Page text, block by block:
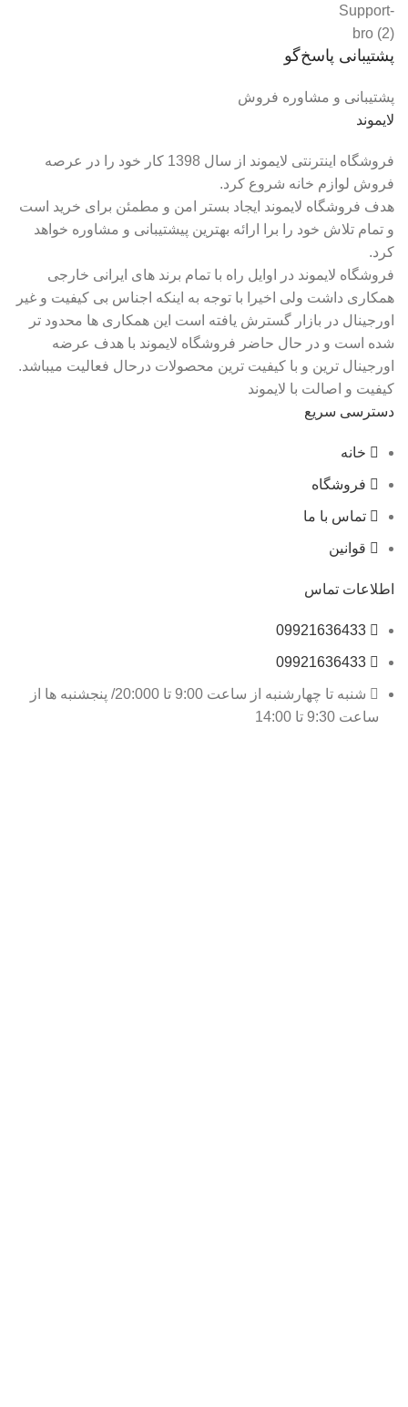
پشتیبانی پاسخ‌گو
پشتیبانی و مشاوره فروش
لایموند
فروشگاه اینترنتی لایموند از سال 1398 کار خود را در عرصه
فروش لوازم خانه شروع کرد.
هدف فروشگاه لایموند ایجاد بستر امن و مطمئن برای خرید است
و تمام تلاش خود را برا ارائه بهترین پیشتیبانی و مشاوره خواهد
کرد.
فروشگاه لایموند در اوایل راه با تمام برند های ایرانی خارجی
همکاری داشت ولی اخیرا با توجه به اینکه اجناس بی کیفیت و غیر
اورجینال در بازار گسترش یافته است این همکاری ها محدود تر
شده است و در حال حاضر فروشگاه لایموند با هدف عرضه
اورجینال ترین و با کیفیت ترین محصولات درحال فعالیت میباشد.
کیفیت و اصالت با لایموند
دسترسی سریع
خانه
فروشگاه
تماس با ما
قوانین
اطلاعات تماس
09921636433
09921636433
شنبه تا چهارشنبه از ساعت 9:00 تا 20:000/ پنجشنبه ها از
ساعت 9:30 تا 14:00